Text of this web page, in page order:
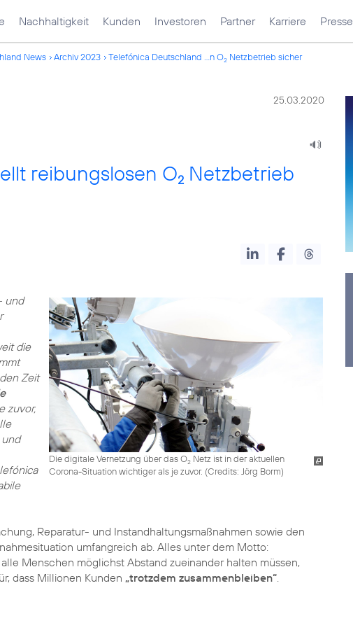
Nachhaltigkeit Kunden Investoren Partner Karriere Presse
News Archiv 2023 Telefónica Deutschland ...n O2 Netzbetrieb sicher
25.03.2020
reibungslosen O2 Netzbetrieb
Die digitale Vernetzung über das O2Netz ist in der aktuellen
Corona-Situation wichtiger als je zuvor. (Credits: Jörg Borm)
und
die
Zeit
zuvor,
Reparatur- und Instandhaltungsmaßnahmen sowie den
umfangreich ab. Alles unter dem Motto:
Menschen möglichst Abstand zueinander halten müssen,
dass Millionen Kunden „trotzdem zusammenbleiben“.